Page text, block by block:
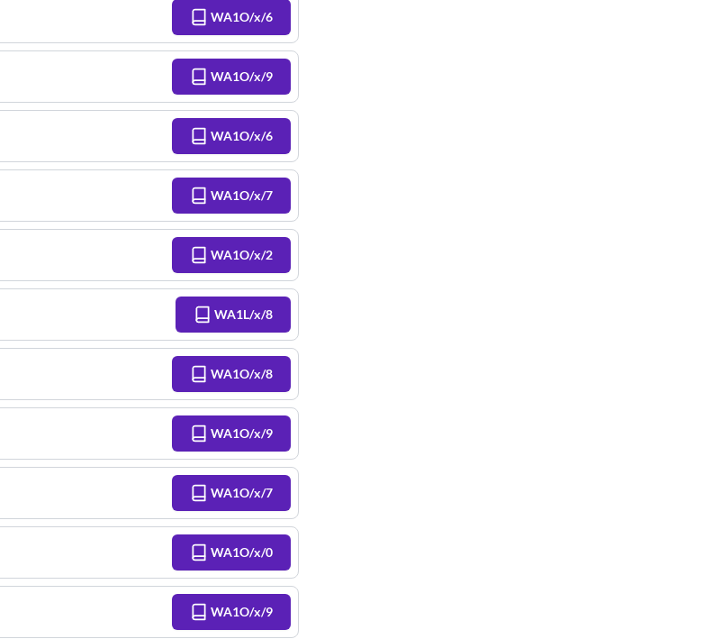
WA1O/x/6
WA1O/x/9
WA1O/x/6
WA1O/x/7
WA1O/x/2
WA1L/x/8
WA1O/x/8
WA1O/x/9
WA1O/x/7
WA1O/x/0
WA1O/x/9